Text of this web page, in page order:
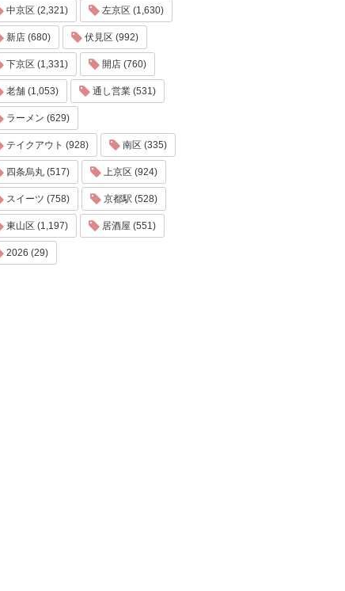
中京区 (2,321) 左京区 (1,630)
新店 (680) 伏見区 (992)
下京区 (1,331) 開店 (760)
老舗 (1,053) 通し営業 (531)
ラーメン (629)
テイクアウト (928) 南区 (335)
四条烏丸 (517) 上京区 (924)
スイーツ (758) 京都駅 (528)
東山区 (1,197) 居酒屋 (551)
2026 (29)